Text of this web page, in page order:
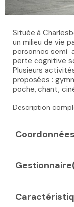
Située à
un milieu de vie
personnes semi-
perte cognitive
Plusieurs
proposées :
poche, chant,
Description
Coordonnées